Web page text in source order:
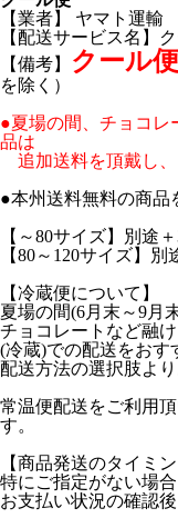
【業者】 ヤマト運輸
【配送サービス名】
【備考】
クール
を除く）
●夏場の間、チョコレ
品は
追加送料を頂戴し、
●本州送料無料の商品
【～80サイズ】別途
【80～120サイズ】別
【冷蔵便について】
夏場の間(6月末～9月
チョコレートなど融
(冷蔵)での配送をおす
配送方法の選択肢より
常温便配送をご利用
す。
【商品発送のタイミン
特にご指定がない場合
お支払い状況の確認